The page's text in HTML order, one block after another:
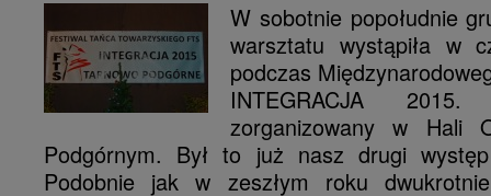
W sobotnie popołudnie
warsztatu wystąpiła w
podczas
INTEGRACJA
zorganizowany w Hali
Podgórnym. Był to już nasz drugi
Podobnie jak w zeszłym roku